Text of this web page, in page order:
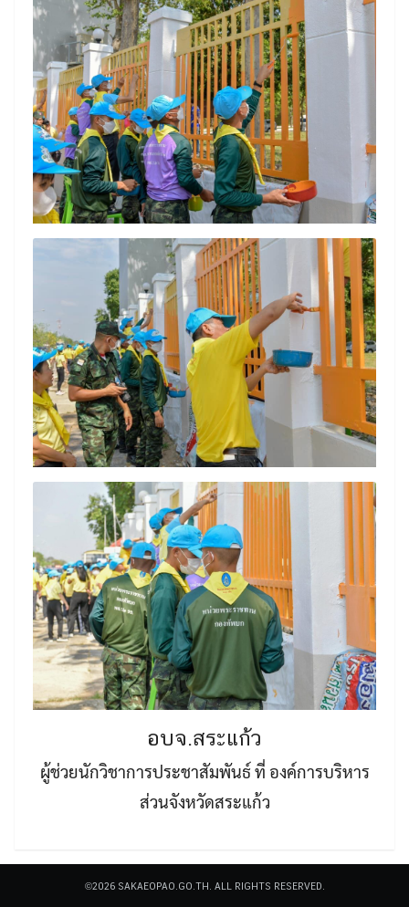
อบจ.สระแก้ว
ผู้ช่วยนักวิชาการประชาสัมพันธ์ ที่ องค์การบริหาร
ส่วนจังหวัดสระแก้ว
©2026 SAKAEOPAO.GO.TH. ALL RIGHTS RESERVED.